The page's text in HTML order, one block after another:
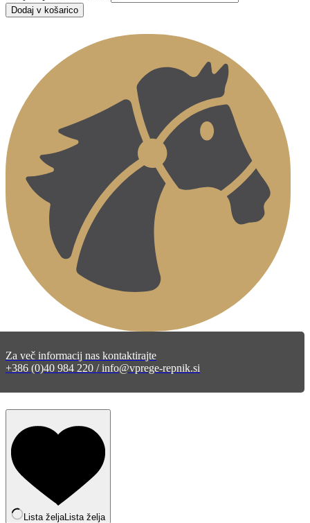
Dodaj v košarico
Za več informacij nas kontaktirajte
+386 (0)40 984 220 / info@vprege-repnik.si
Lista želja Lista želja